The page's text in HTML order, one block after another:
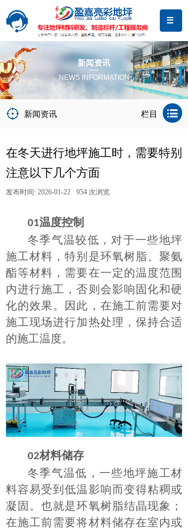
新闻资讯
NEWS INFORMATION
新闻资讯 栏目
在冬天进行地坪施工时，需要特别
注意以下几个方面
发布时间: 2026-01-22 954 次浏览
01温度控制
冬季气温较低，对于一些地坪
施工材料，特别是环氧树脂、聚氨
酯等材料，需要在一定的温度范围
内进行施工，否则会影响固化和硬
化的效果。因此，在施工前需要对
施工现场进行加热处理，保持合适
的施工温度。
02材料储存
冬季气温低，一些地坪施工材
料容易受到低温影响而变得粘稠或
凝固。也就是环氧树脂结晶现象；
在施工前需要将材料储存在室内或